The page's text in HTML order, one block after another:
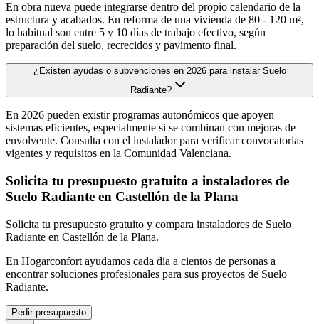
En obra nueva puede integrarse dentro del propio calendario de la
estructura y acabados. En reforma de una vivienda de 80 - 120 m²,
lo habitual son entre 5 y 10 días de trabajo efectivo, según
preparación del suelo, recrecidos y pavimento final.
¿Existen ayudas o subvenciones en 2026 para instalar Suelo
Radiante?
En 2026 pueden existir programas autonómicos que apoyen
sistemas eficientes, especialmente si se combinan con mejoras de
envolvente. Consulta con el instalador para verificar convocatorias
vigentes y requisitos en la Comunidad Valenciana.
Solicita tu presupuesto gratuito a instaladores de
Suelo Radiante en Castellón de la Plana
Solicita tu presupuesto gratuito y compara instaladores de Suelo
Radiante en Castellón de la Plana.
En Hogarconfort ayudamos cada día a cientos de personas a
encontrar soluciones profesionales para sus proyectos de Suelo
Radiante.
Pedir presupuesto